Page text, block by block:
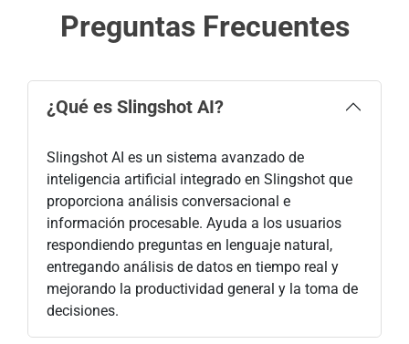
Preguntas Frecuentes
¿Qué es Slingshot AI?
Slingshot AI es un sistema avanzado de
inteligencia artificial integrado en Slingshot que
proporciona análisis conversacional e
información procesable. Ayuda a los usuarios
respondiendo preguntas en lenguaje natural,
entregando análisis de datos en tiempo real y
mejorando la productividad general y la toma de
decisiones.